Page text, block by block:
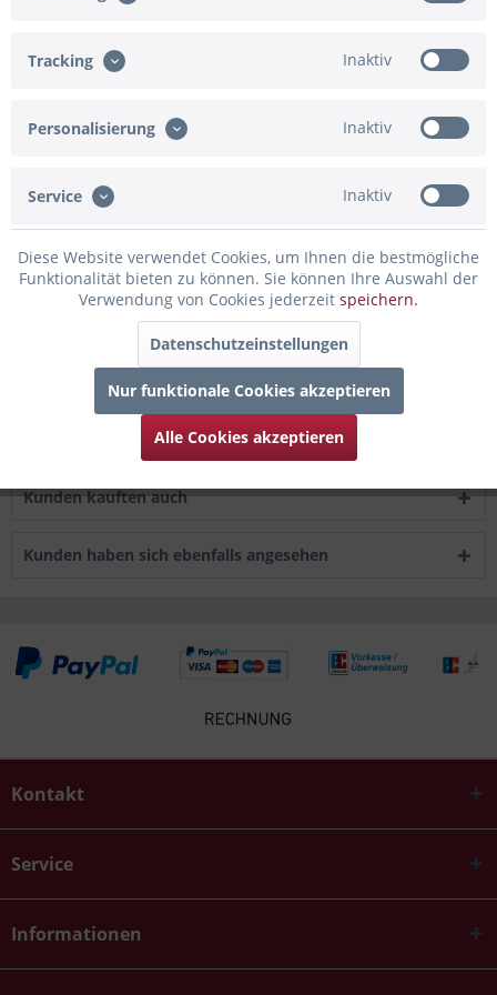
Merken
Artikel-Nr.: 80-200593
mehr
Bewertungen
0
Bewertungen lesen, schreiben und diskutieren...mehr
Infos zum Hersteller
Folgende Infos zum Hersteller sind verfübar......mehr
Kunden kauften auch
Kunden haben sich ebenfalls angesehen
Kontakt
Service
Informationen
Tracking Inaktiv
Personalisierung Inaktiv
Service Inaktiv
Diese Website verwendet Cookies, um Ihnen die bestmögliche
Funktionalität bieten zu können. Sie können Ihre Auswahl der
Verwendung von Cookies jederzeit speichern.
Datenschutzeinstellungen
Nur funktionale Cookies akzeptieren
Alle Cookies akzeptieren